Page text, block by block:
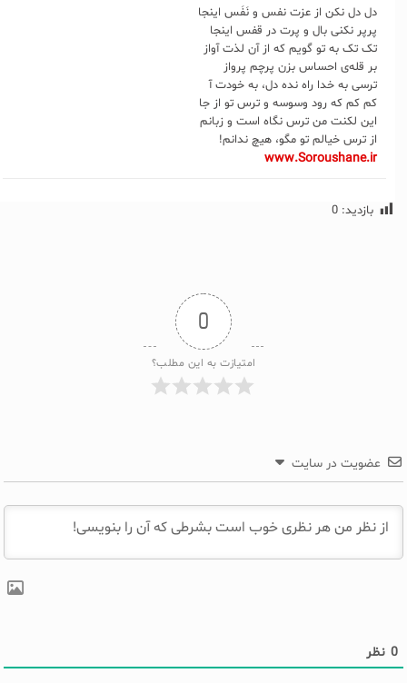
دل دل نکن از عزت نفس و نَفَس اینجا
پرپر نکنی بال و پرت در قفس اینجا
تک تک به تو گویم که از آن لذت آواز
بر قله‌ی احساس بزن پرچم پرواز
ترسی به خدا راه نده دل، به خودت آ
کم کم که رود وسوسه‌ و ترس تو از جا
این لکنت من ترس نگاه است و زبانم
از ترس خیالم تو مگو، هیچ ندانم!
www.Soroushane.ir
بازدید: 0
0
امتیازت به این مطلب؟
عضویت در سایت
0 نظر